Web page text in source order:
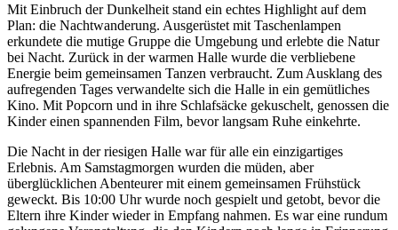
Mit Einbruch der Dunkelheit stand ein echtes Highlight auf dem
Plan: die Nachtwanderung. Ausgerüstet mit Taschenlampen
erkundete die mutige Gruppe die Umgebung und erlebte die Natur
bei Nacht. Zurück in der warmen Halle wurde die verbliebene
Energie beim gemeinsamen Tanzen verbraucht. Zum Ausklang des
aufregenden Tages verwandelte sich die Halle in ein gemütliches
Kino. Mit Popcorn und in ihre Schlafsäcke gekuschelt, genossen die
Kinder einen spannenden Film, bevor langsam Ruhe einkehrte.
Die Nacht in der riesigen Halle war für alle ein einzigartiges
Erlebnis. Am Samstagmorgen wurden die müden, aber
überglücklichen Abenteurer mit einem gemeinsamen Frühstück
geweckt. Bis 10:00 Uhr wurde noch gespielt und getobt, bevor die
Eltern ihre Kinder wieder in Empfang nahmen. Es war eine rundum